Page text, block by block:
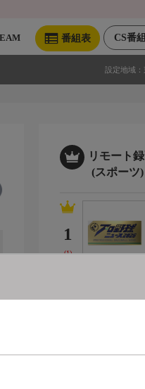
CS番
番組表
設定地域：
リモート
(スポーツ)
1
(1)